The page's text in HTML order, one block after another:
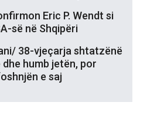
Eric P. Wendt si
së në Shqipëri
38-vjeçarja shtatzënë
humb jetën, por
e saj